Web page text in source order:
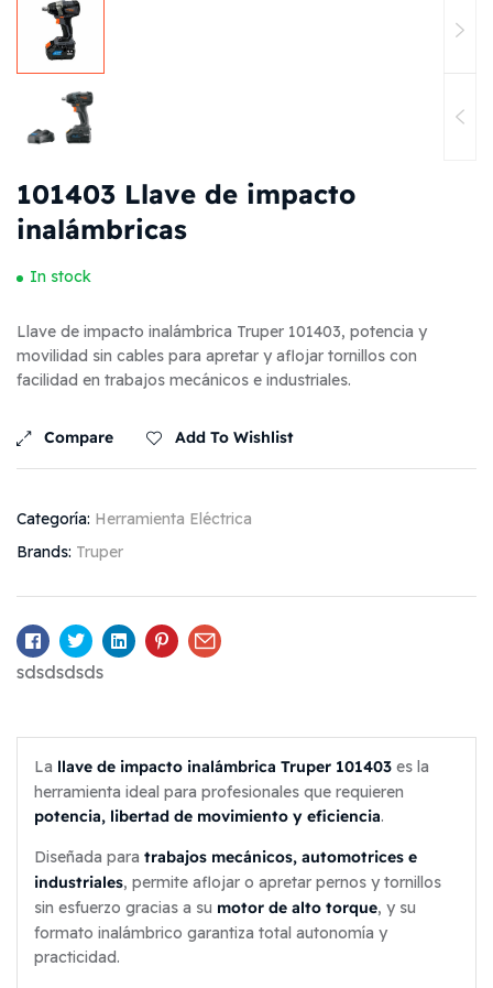
101403 Llave de impacto
inalámbricas
In stock
Llave de impacto inalámbrica Truper 101403, potencia y
movilidad sin cables para apretar y aflojar tornillos con
facilidad en trabajos mecánicos e industriales.
Compare Add To Wishlist
Categoría: Herramienta Eléctrica
Brands: Truper
Facebook
TwitterLinkedinPinterestEmail
sdsdsdsds
La llave de impacto inalámbrica Truper 101403 es la
herramienta ideal para profesionales que requieren
potencia, libertad de movimiento y eficiencia.
Diseñada para trabajos mecánicos, automotrices e
industriales, permite aflojar o apretar pernos y tornillos
sin esfuerzo gracias a su motor de alto torque, y su
formato inalámbrico garantiza total autonomía y
practicidad.